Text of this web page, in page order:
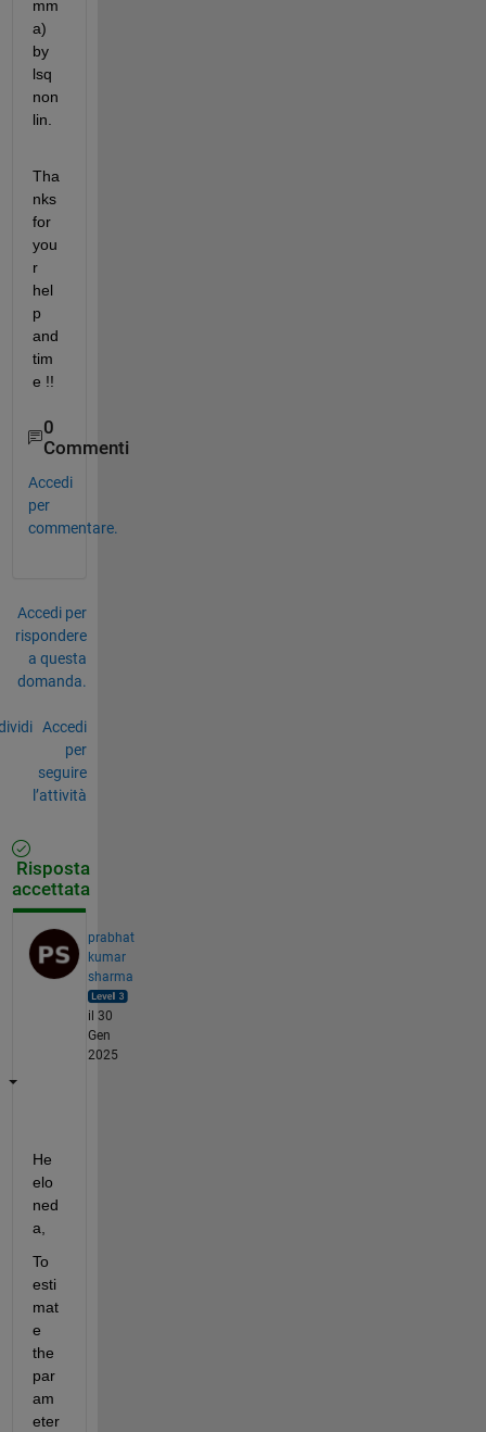
mm
a)
by
lsq
non
lin.
Tha
nks
for
you
r
hel
p
and
tim
e !!
0
Commenti
Accedi
per
commentare.
Accedi per
rispondere
a questa
domanda.
Accedi
per
seguire
l’attività
Risposta
accettata
prabhat
kumar
sharma
il 30
Gen
2025
He
elo
ned
a,
To
esti
mat
e
the
par
am
eter